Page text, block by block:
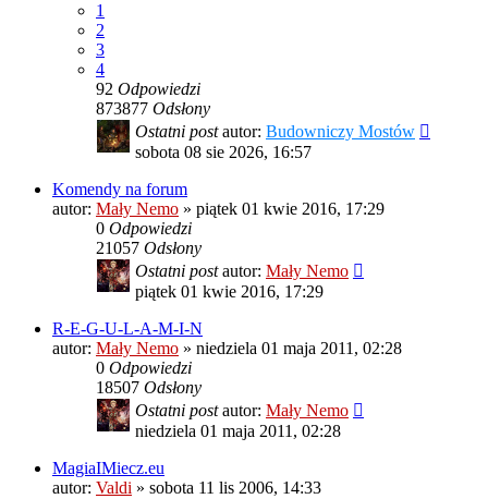
1
2
3
4
92 Odpowiedzi
873877 Odsłony
Ostatni postautor: Budowniczy Mostów
sobota 08 sie 2026, 16:57
Komendy na forum
autor: Mały Nemo » piątek 01 kwie 2016, 17:29
0 Odpowiedzi
21057 Odsłony
Ostatni postautor: Mały Nemo
piątek 01 kwie 2016, 17:29
R-E-G-U-L-A-M-I-N
autor: Mały Nemo » niedziela 01 maja 2011, 02:28
0 Odpowiedzi
18507 Odsłony
Ostatni postautor: Mały Nemo
niedziela 01 maja 2011, 02:28
MagiaIMiecz.eu
autor: Valdi » sobota 11 lis 2006, 14:33